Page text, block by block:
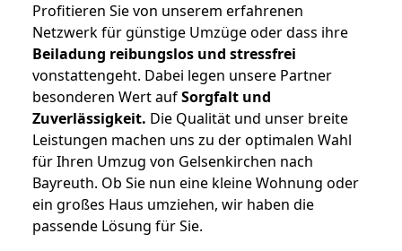
Profitieren Sie von unserem erfahrenen
Netzwerk für günstige Umzüge oder dass ihre
Beiladung reibungslos und stressfrei
vonstattengeht. Dabei legen unsere Partner
besonderen Wert aufSorgfalt und
Zuverlässigkeit. Die Qualität und unser breite
Leistungen machen uns zu der optimalen Wahl
für Ihren Umzug von Gelsenkirchen nach
Bayreuth. Ob Sie nun eine kleine Wohnung oder
ein großes Haus umziehen, wir haben die
passende Lösung für Sie.